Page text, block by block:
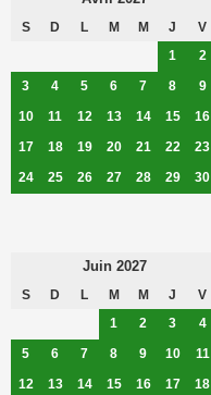
S D L M M J
V
1
2
3
4 5 6 7 8
9
10
11 12 13 14 15
16
17
18 19 20 21 22
23
24
25 26 27 28 29 30
Juin 2027
S D L M M J
V
1
2 3
4
5
6 7 8 9 10
11
12
13 14 15 16 17
18